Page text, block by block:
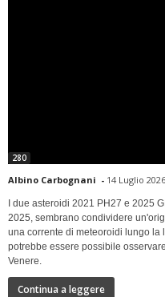
280
Albino Carbognani - 14 Luglio 2026
I due asteroidi 2021 PH27 e 2025
2025, sembrano condividere
una corrente di meteoroidi lungo la
potrebbe essere possibile
Venere.
Continua a leggere